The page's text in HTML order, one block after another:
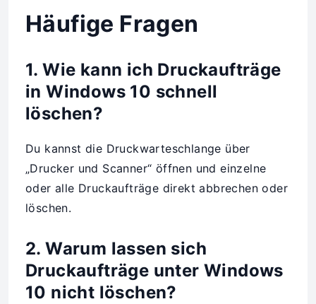
Häufige Fragen
1. Wie kann ich Druckaufträge
in Windows 10 schnell
löschen?
Du kannst die Druckwarteschlange über
„Drucker und Scanner“ öffnen und einzelne
oder alle Druckaufträge direkt abbrechen oder
löschen.
2. Warum lassen sich
Druckaufträge unter Windows
10 nicht löschen?